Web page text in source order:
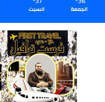
الجمعة السبت